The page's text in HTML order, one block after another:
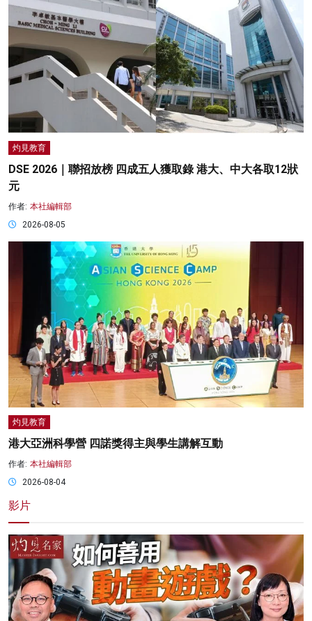
灼見教育
DSE 2026｜聯招放榜 四成五人獲取錄 港大、中大各取12狀
元
作者: 本社編輯部
2026-08-05
灼見教育
港大亞洲科學營 四諾獎得主與學生講解互動
作者: 本社編輯部
2026-08-04
影片